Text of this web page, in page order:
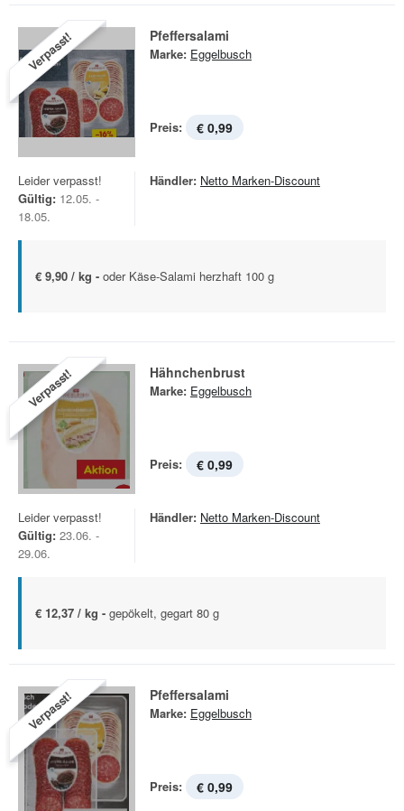
Verpasst! Pfeffersalami
Marke: Eggelbusch
Preis: € 0,99
Leider verpasst!
Gültig: 12.05. -
18.05.
Händler: Netto Marken-Discount
€ 9,90 / kg - oder Käse-Salami herzhaft 100 g
Verpasst! Hähnchenbrust
Marke: Eggelbusch
Preis: € 0,99
Leider verpasst!
Gültig: 23.06. -
29.06.
Händler: Netto Marken-Discount
€ 12,37 / kg - gepökelt, gegart 80 g
Verpasst! Pfeffersalami
Marke: Eggelbusch
Preis: € 0,99